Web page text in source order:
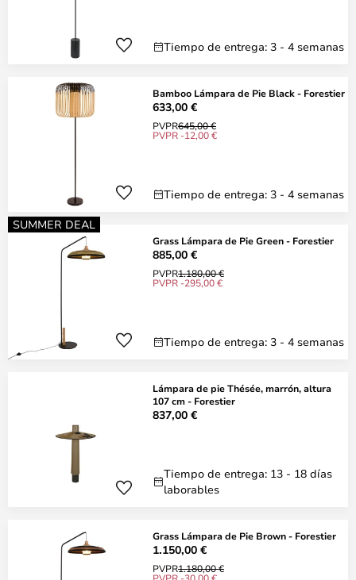
Tiempo de entrega: 3 - 4 semanas
Bamboo Lámpara de Pie Black - Forestier
633,00 €
PVPR645,00 €
PVPR -12,00 €
Tiempo de entrega: 3 - 4 semanas
SUMMER DEAL
Grass Lámpara de Pie Green - Forestier
885,00 €
PVPR1.180,00 €
PVPR -295,00 €
Tiempo de entrega: 3 - 4 semanas
Lámpara de pie Thésée, marrón, altura
107 cm - Forestier
837,00 €
Tiempo de entrega: 13 - 18 días
laborables
Grass Lámpara de Pie Brown - Forestier
1.150,00 €
PVPR1.180,00 €